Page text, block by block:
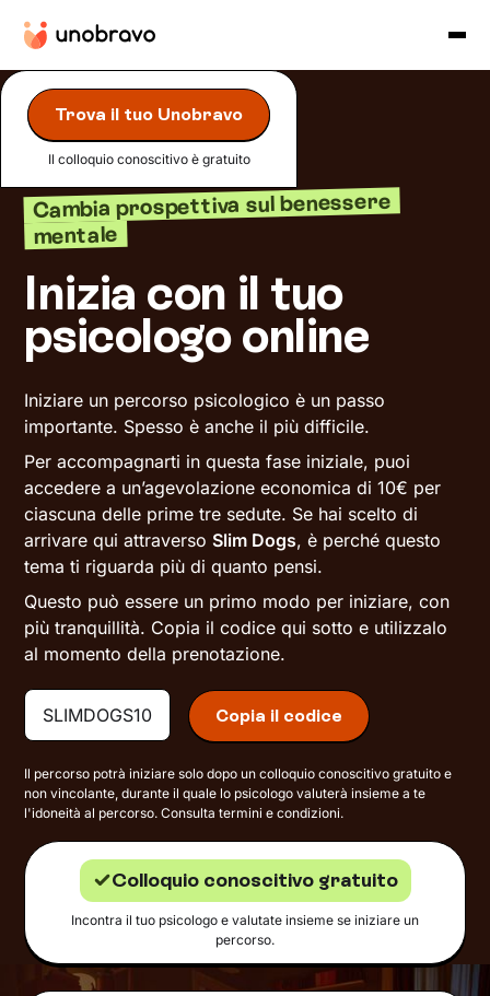
Trova il tuo Unobravo
Il colloquio conoscitivo è gratuito
Cambia prospettiva sul benessere
mentale
Inizia con il tuo
psicologo online
Iniziare un percorso psicologico è un passo
importante. Spesso è anche il più difficile.
Per accompagnarti in questa fase iniziale, puoi
accedere a un’agevolazione economica di10€ per
ciascuna delle prime tre sedute. Se hai scelto di
arrivare qui attraverso Slim Dogs, è perché questo
tema ti riguarda più di quanto pensi.
Questo può essere un primo modo per iniziare, con
più tranquillità. Copia il codice qui sotto e utilizzalo
al momento della prenotazione.
SLIMDOGS10 Copia il codice
Il percorso potrà iniziare solo dopo un colloquio conoscitivo gratuito e
non vincolante, durante il quale lo psicologo valuterà insieme a te
l'idoneità al percorso.Consulta termini e condizioni.
Colloquio conoscitivo gratuito
Incontra il tuo psicologo e valutate insieme se iniziare un
percorso.